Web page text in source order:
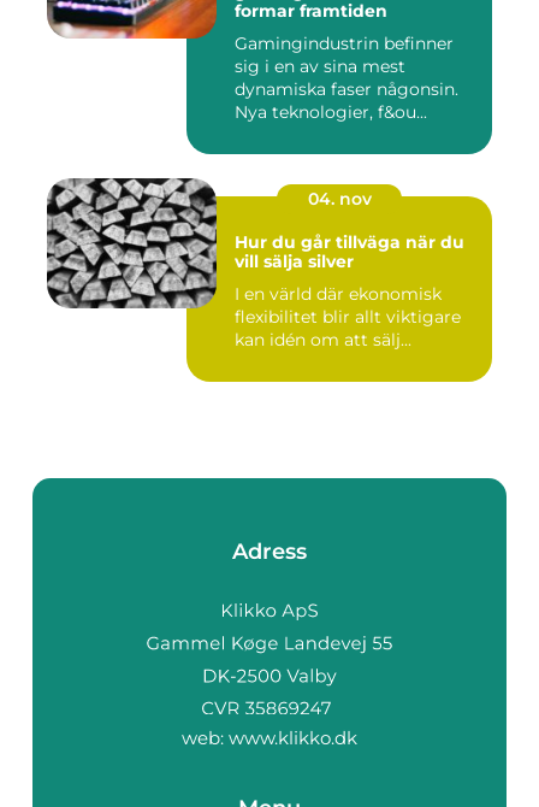
formar framtiden
Gamingindustrin befinner
sig i en av sina mest
dynamiska faser någonsin.
Nya teknologier, f&ou...
04. nov
Hur du går tillväga när du
vill sälja silver
I en värld där ekonomisk
flexibilitet blir allt viktigare
kan idén om att sälj...
Adress
web: www.klikko.dk